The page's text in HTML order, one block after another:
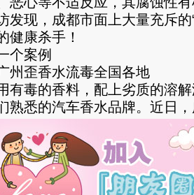
发现，成都市面上大量充斥
健康杀手！
案例
歪香水流毒全国各地
毒的香料，配上劣质的溶解
熟悉的汽车香水品牌。 近日